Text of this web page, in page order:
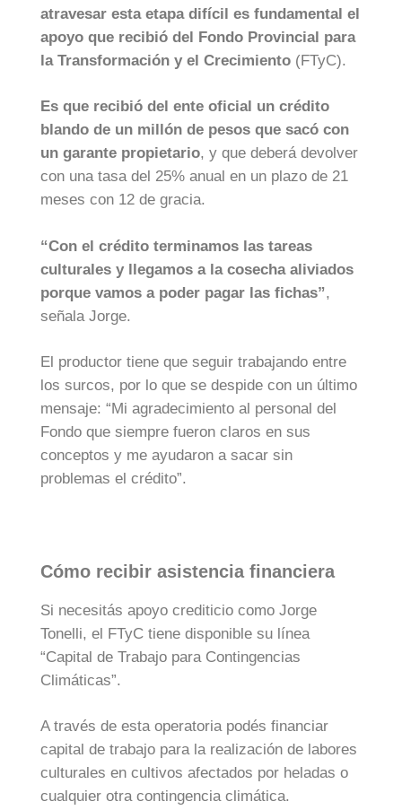
atravesar esta etapa difícil es fundamental el
apoyo que recibió del Fondo Provincial para
la Transformación y el Crecimiento (FTyC).
Es que recibió del ente oficial un crédito
blando de un millón de pesos que sacó con
un garante propietario, y que deberá devolver
con una tasa del 25% anual en un plazo de 21
meses con 12 de gracia.
“Con el crédito terminamos las tareas
culturales y llegamos a la cosecha aliviados
porque vamos a poder pagar las fichas”,
señala Jorge.
El productor tiene que seguir trabajando entre
los surcos, por lo que se despide con un último
mensaje: “Mi agradecimiento al personal del
Fondo que siempre fueron claros en sus
conceptos y me ayudaron a sacar sin
problemas el crédito”.
Cómo recibir asistencia financiera
Si necesitás apoyo crediticio como Jorge
Tonelli, el FTyC tiene disponible su línea
“Capital de Trabajo para Contingencias
Climáticas”.
A través de esta operatoria podés financiar
capital de trabajo para la realización de labores
culturales en cultivos afectados por heladas o
cualquier otra contingencia climática.